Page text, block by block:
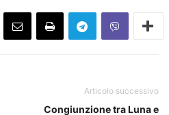
Articolo successivo
Congiunzione tra Luna e